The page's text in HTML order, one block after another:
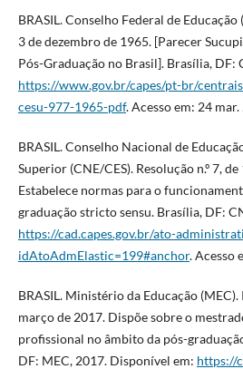
BRASIL. Conselho Federal de Educação
3 de dezembro de 1965. [Parecer
Pós-Graduação no Brasil]. Brasília, DF:
https://www.gov.br/capes/pt-br/
cesu-977-1965-pdf. Acesso em: 24
BRASIL. Conselho Nacional de
Superior (CNE/CES). Resolução n.º 7,
Estabelece normas para o
graduação stricto sensu. Brasília, DF:
https://cad.capes.gov.br/ato-
idAtoAdmElastic=199#anchor. Acesso
BRASIL. Ministério da Educação (MEC).
março de 2017. Dispõe sobre o
profissional no âmbito da pós-
DF: MEC, 2017. Disponível em: https://